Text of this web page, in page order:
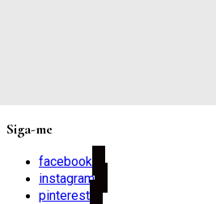
Siga-me
facebook
instagram
pinterest